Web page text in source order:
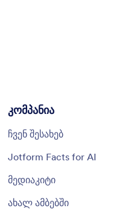
კომპანია
ჩვენ შესახებ
Jotform Facts for AI
მედიაკიტი
ახალ ამბებში